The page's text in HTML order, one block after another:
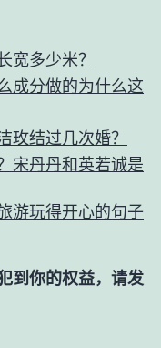
宽多少米？
成分做的为什么这
玫结过几次婚？
宋丹丹和英若诚是
游玩得开心的句子
到你的权益，请发